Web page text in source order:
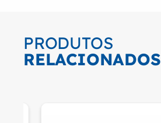
PRODUTOS
RELACIONADOS